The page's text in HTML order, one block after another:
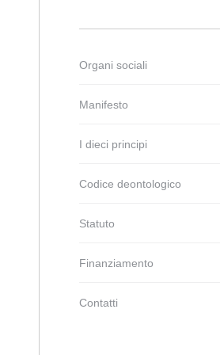
Organi sociali
Manifesto
I dieci principi
Codice deontologico
Statuto
Finanziamento
Contatti